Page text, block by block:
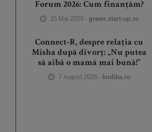
Forum 2026: Cum finanțăm?
15 Mai 2026 - green.start-up.ro
Connect-R, despre relația cu
Misha după divorț: „Nu putea
să aibă o mamă mai bună!”
7 August 2026 - kudika.ro